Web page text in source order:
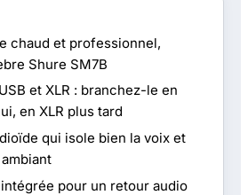
chaud et professionnel,
Shure SM7B
et XLR : branchez-le en
en XLR plus tard
qui isole bien la voix et
pour un retour audio